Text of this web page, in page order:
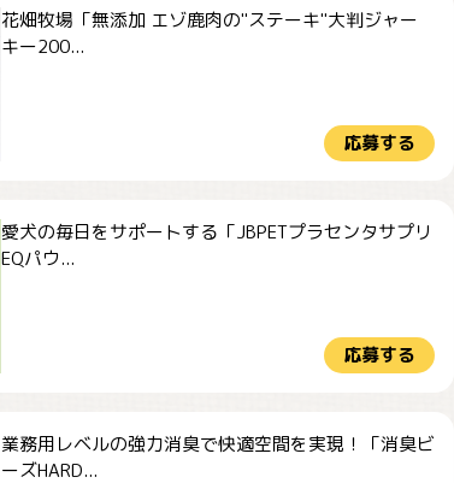
花畑牧場「無添加 エゾ鹿肉の"ステーキ"大判ジャー
キー200...
応募する
愛犬の毎日をサポートする「JBPETプラセンタサプリ
EQパウ...
応募する
業務用レベルの強力消臭で快適空間を実現！「消臭ビ
ーズHARD...